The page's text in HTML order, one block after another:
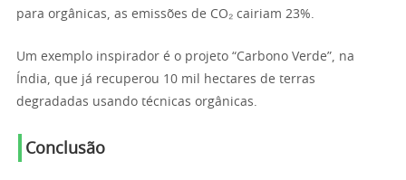
para orgânicas, as emissões de CO₂ cairiam 23%.
Um exemplo inspirador é o projeto “Carbono Verde”, na
Índia, que já recuperou 10 mil hectares de terras
degradadas usando técnicas orgânicas.
Conclusão